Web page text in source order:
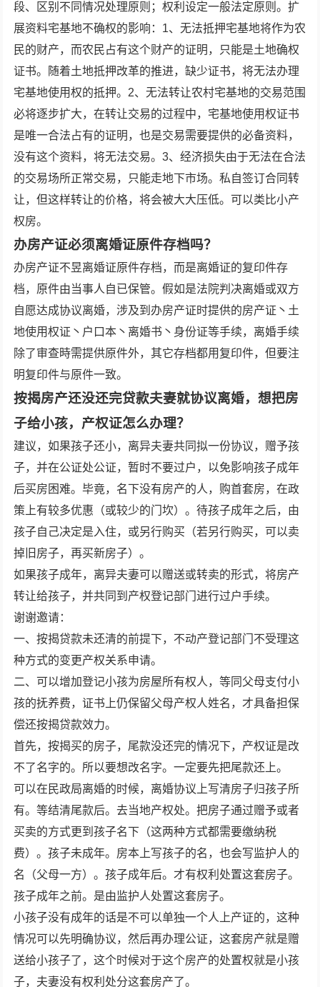
段、区别不同情况处理原则；权利设定一般法定原则。扩
展资料宅基地不确权的影响：1、无法抵押宅基地将作为农
民的财产，而农民占有这个财产的证明，只能是土地确权
证书。随着土地抵押改革的推进，缺少证书，将无法办理
宅基地使用权的抵押。2、无法转让农村宅基地的交易范围
必将逐步扩大，在转让交易的过程中，宅基地使用权证书
是唯一合法占有的证明，也是交易需要提供的必备资料，
没有这个资料，将无法交易。3、经济损失由于无法在合法
的交易场所正常交易，只能走地下市场。私自签订合同转
让，但这样转让的价格，将会被大大压低。可以类比小产
权房。
办房产证必须离婚证原件存档吗？
办房产证不昱离婚证原件存档，而是离婚证的复印件存
档，原件由当事人自已保管。假如是法院判决离婚或双方
自愿达成协议离婚，涉及到办房产证时提供的房产证丶土
地使用权证丶户口本丶离婚书丶身份证等手续，离婚手续
除了审查時需提供原件外，其它存档都用复印件，但要注
明复印件与原件一致。
按揭房产还没还完贷款夫妻就协议离婚，想把房
子给小孩，产权证怎么办理？
建议，如果孩子还小，离异夫妻共同拟一份协议，赠予孩
子，并在公证处公证，暂时不要过户，以免影响孩子成年
后买房困难。毕竟，名下没有房产的人，购首套房，在政
策上有较多优惠（或较少的门坎）。待孩子成年之后，由
孩子自己决定是入住，或另行购买（若另行购买，可以卖
掉旧房子，再买新房子）。
如果孩子成年，离异夫妻可以赠送或转卖的形式，将房产
转让给孩子，并共同到产权登记部门进行过户手续。
谢谢邀请：
一、按揭贷款未还清的前提下，不动产登记部门不受理这
种方式的变更产权关系申请。
二、可以增加登记小孩为房屋所有权人，等同父母支付小
孩的抚养费，证书上仍保留父母产权人姓名，才具备担保
偿还按揭贷款效力。
首先，按揭买的房子，尾款没还完的情况下，产权证是改
不了名字的。所以要想改名字。一定要先把尾款还上。
可以在民政局离婚的时候，离婚协议上写清房子归孩子所
有。等结清尾款后。去当地产权处。把房子通过赠予或者
买卖的方式更到孩子名下（这两种方式都需要缴纳税
费）。孩子未成年。房本上写孩子的名，也会写监护人的
名（父母一方）。孩子成年后。才有权利处置这套房子。
孩子成年之前。是由监护人处置这套房子。
小孩子没有成年的话是不可以单独一个人上产证的，这种
情况可以先明确协议，然后再办理公证，这套房产就是赠
送给小孩子了，这个时候对于这个房产的处置权就是小孩
子，夫妻没有权利处分这套房产了。